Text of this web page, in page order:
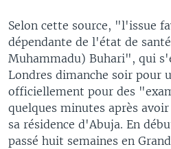
Selon cette source, "l'issue
dépendante de l'état de
Muhammadu) Buhari", qui
Londres dimanche soir pour
officiellement pour des
quelques minutes après
sa résidence d'Abuja. En
passé huit semaines en